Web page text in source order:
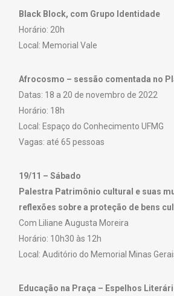
Black Block, com Grupo Identidade
Horário: 20h
Local: Memorial Vale
Afrocosmo – sessão comentada no
Datas: 18 a 20 de novembro de 2022
Horário: 18h
Local: Espaço do Conhecimento UFMG
Vagas: até 65 pessoas
19/11 – Sábado
Palestra Patrimônio cultural e suas
reflexões sobre a proteção de bens
Com Liliane Augusta Moreira
Horário: 10h30 às 12h
Local: Auditório do Memorial Minas
Educação na Praça – Espelhos